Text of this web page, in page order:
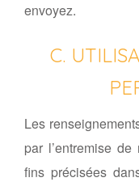
envoyez.
C.
Les
par l’entremise
fins précisées